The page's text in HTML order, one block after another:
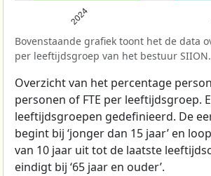
2024
Bovenstaande grafiek toont het de data
per leeftijdsgroep van het bestuur SIION.
Overzicht van het percentage
personen of FTE per leeftijdsgroep.
leeftijdsgroepen gedefinieerd. De
begint bij ‘jonger dan 15 jaar’ en
van 10 jaar uit tot de laatste
eindigt bij ‘65 jaar en ouder’.